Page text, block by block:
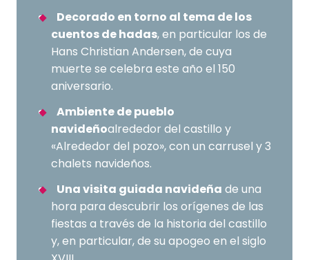
Decorado en torno al tema de los
cuentos de hadas, en particular los de
Hans Christian Andersen, de cuya
muerte se celebra este año el 150
aniversario.
Ambiente de pueblo
navideñoalrededor del castillo y
«Alrededor del pozo», con un carrusel y 3
chalets navideños.
Una visita guiada navideña de una
hora para descubrir los orígenes de las
fiestas a través de la historia del castillo
y, en particular, de su apogeo en el siglo